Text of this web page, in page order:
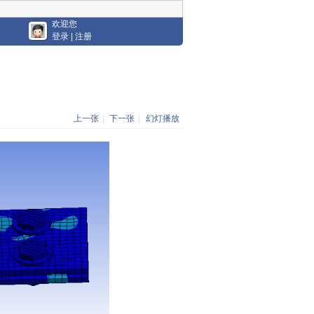
欢迎您
登录
注册
上一张 下一张 幻灯播放